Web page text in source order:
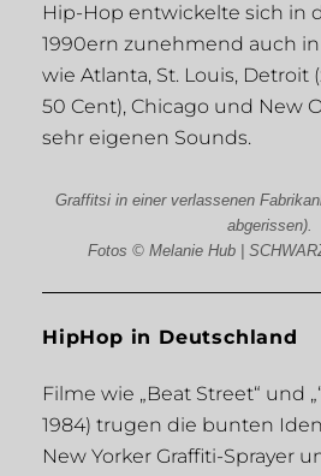
Hip-Hop entwickelte sich in
1990ern zunehmend auch
wie Atlanta, St. Louis, Detroit
50 Cent), Chicago und New
sehr eigenen Sounds.
Graffitsi in einer verlassenen
abgerissen).
Fotos © Melanie Hub |
HipHop in Deutschland
Filme wie „Beat Street“ und
1984) trugen die bunten
New Yorker Graffiti-Sprayer